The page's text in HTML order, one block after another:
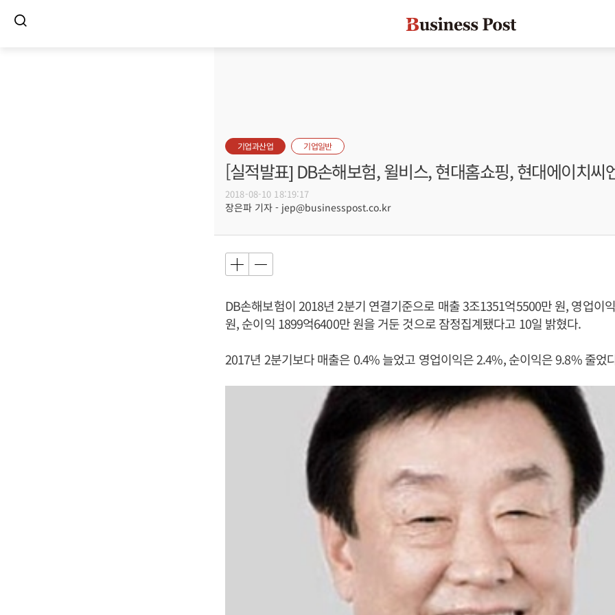
기업과산업 기업일반
[실적발표] DB손해보험, 윌비스, 현대홈쇼핑, 현대에이치씨
2018-08-10 18:19:17
장은파 기자 - jep@businesspost.co.kr
DB손해보험이 2018년 2분기 연결기준으로 매출 3조1351억5500만 원, 영업이
원, 순이익 1899억6400만 원을 거둔 것으로 잠정집계됐다고 10일 밝혔다.
2017년 2분기보다 매출은 0.4% 늘었고 영업이익은 2.4%, 순이익은 9.8% 줄었